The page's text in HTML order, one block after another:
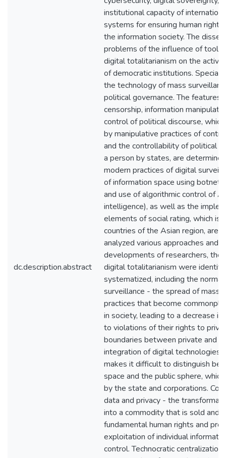
dc.description.abstract